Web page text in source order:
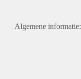
Algemene informatie: